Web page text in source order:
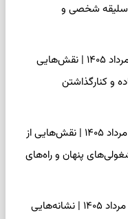
سلیقه شخصی و
فال چای امروز جمعه ۱۶ مرداد ۱۴۰۵ | نقش‌هایی
و کنارگذاشتن
فال قهوه امروز جمعه ۱۶ مرداد ۱۴۰۵ | نقش‌هایی از
پنهان و راه‌های
فال شمع امروز جمعه ۱۶ مرداد ۱۴۰۵ | نشانه‌هایی